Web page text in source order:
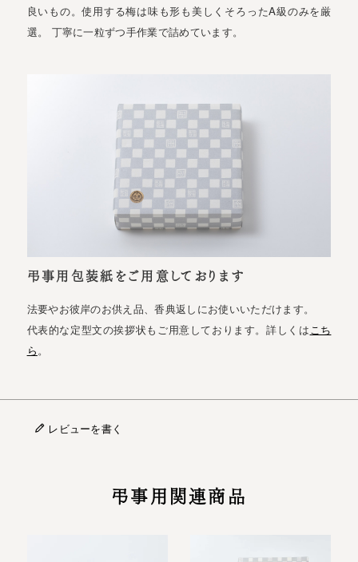
良いもの。使用する梅は味も形も美しくそろったA級のみを厳
選。 丁寧に一粒ずつ手作業で詰めています。
弔事用包装紙をご用意しております
法要やお彼岸のお供え品、香典返しにお使いいただけます。
代表的な定型文の挨拶状もご用意しております。詳しくはこち
ら。
レビューを書く
弔事用関連商品